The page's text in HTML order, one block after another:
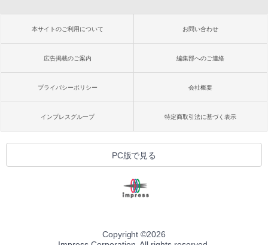
本サイトのご利用について お問い合わせ
広告掲載のご案内 編集部へのご連絡
プライバシーポリシー 会社概要
インプレスグループ 特定商取引法に基づく表示
PC版で見る
Copyright ©2026